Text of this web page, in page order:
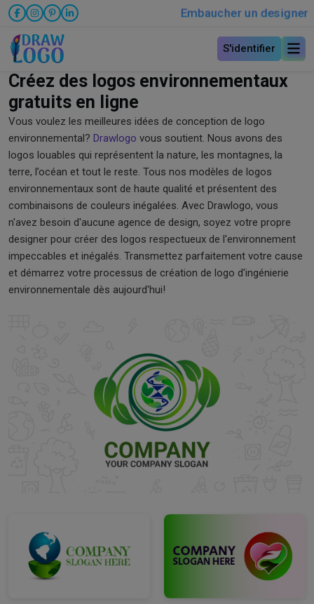
Embaucher un designer
S'identifier
Créez des logos environnementaux
gratuits en ligne
Vous voulez les meilleures idées de conception de logo
environnemental? Drawlogo vous soutient. Nous avons des
logos louables qui représentent la nature, les montagnes, la
terre, l’océan et tout le reste. Tous nos modèles de logos
environnementaux sont de haute qualité et présentent des
combinaisons de couleurs inégalées. Avec Drawlogo, vous
n'avez besoin d'aucune agence de design, soyez votre propre
designer pour créer des logos respectueux de l'environnement
impeccables et inégalés. Transmettez parfaitement votre cause
et démarrez votre processus de création de logo d'ingénierie
environnementale dès aujourd'hui!